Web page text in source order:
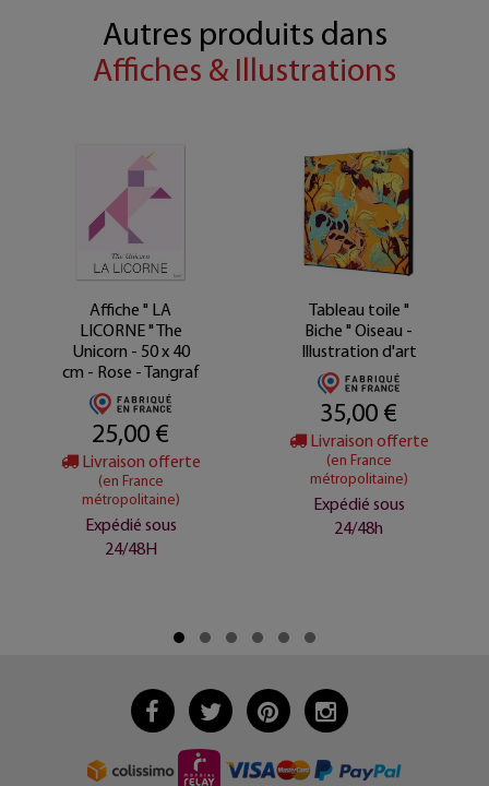
Autres produits dans
Affiches & Illustrations
Affiche " LA
LICORNE " The
Unicorn - 50 x 40
cm - Rose - Tangraf
25,00 €
Livraison offerte
(en France
métropolitaine)
Expédié sous
24/48H
Tableau toile "
Biche " Oiseau -
Illustration d'art
35,00 €
Livraison offerte
(en France
métropolitaine)
Expédié sous
24/48h